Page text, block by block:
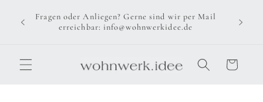
zum
Inhalt
Fragen oder Anliegen? Gerne sind wir per Mail
erreichbar: info@wohnwerkidee.de
Warenkorb